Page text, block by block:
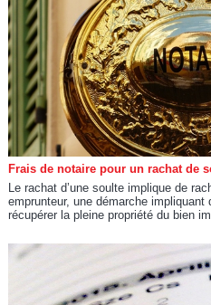
Frais de notaire pour un rachat de
Le rachat d’une soulte implique de
emprunteur, une démarche
récupérer la pleine propriété du bien